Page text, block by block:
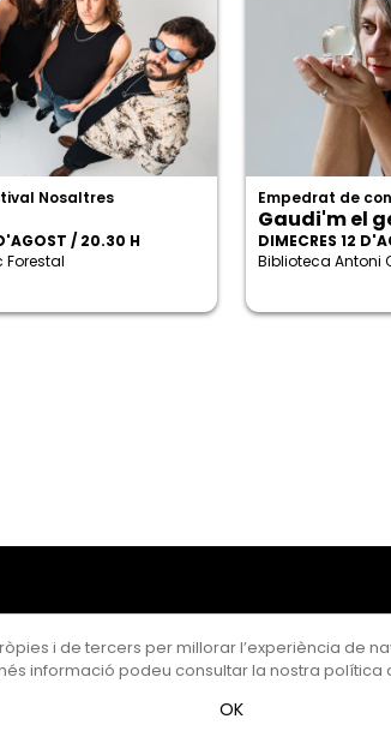
Nosaltres
/ 20.30 H
Forestal
Empedrat de
Gaudi'm el
DIMECRES 12
Biblioteca Antoni
i de tercers per millorar l’experiència de
informació podeu consultar la nostra política
OK